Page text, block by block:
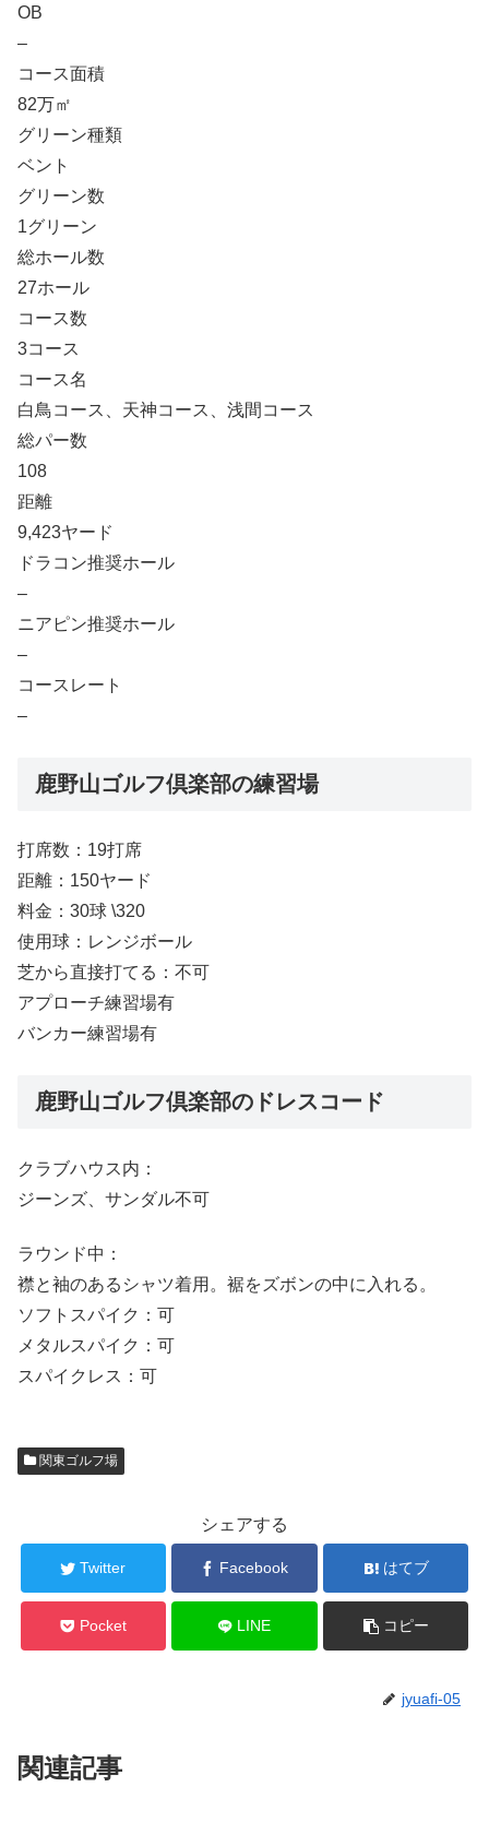
OB
–
コース面積
82万㎡
グリーン種類
ベント
グリーン数
1グリーン
総ホール数
27ホール
コース数
3コース
コース名
白鳥コース、天神コース、浅間コース
総パー数
108
距離
9,423ヤード
ドラコン推奨ホール
–
ニアピン推奨ホール
–
コースレート
–
鹿野山ゴルフ倶楽部の練習場
打席数：19打席
距離：150ヤード
料金：30球 \320
使用球：レンジボール
芝から直接打てる：不可
アプローチ練習場有
バンカー練習場有
鹿野山ゴルフ倶楽部のドレスコード
クラブハウス内：
ジーンズ、サンダル不可
ラウンド中：
襟と袖のあるシャツ着用。裾をズボンの中に入れる。
ソフトスパイク：可
メタルスパイク：可
スパイクレス：可
関東ゴルフ場
シェアする
Twitter Facebook はてブ
Pocket LINE コピー
jyuafi-05
関連記事